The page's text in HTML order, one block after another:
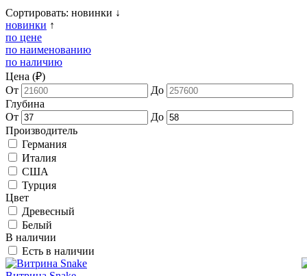
Сортировать: новинки ↓
новинки ↑
по цене
по наименованию
по наличию
Цена (₽)
От
До
Глубина
От
До
Производитель
Германия
Италия
США
Турция
Цвет
Древесный
Белый
В наличии
Есть в наличии